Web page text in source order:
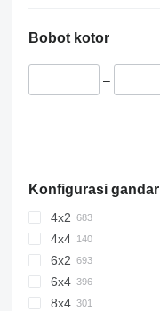
Bobot kotor
–
Konfigurasi gandar
4x2
4x4
6x2
6x4
8x4